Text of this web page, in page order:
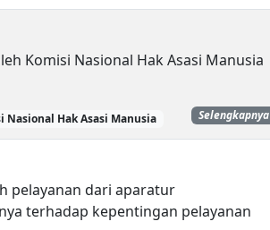
Komisi Nasional Hak Asasi Manusia
Nasional Hak Asasi Manusia Selengkapnya
pelayanan dari aparatur
terhadap kepentingan pelayanan